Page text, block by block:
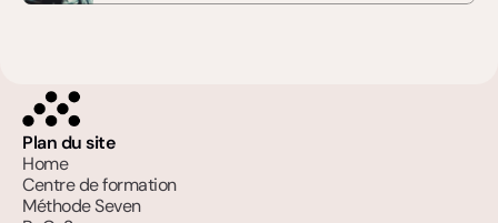
Plan du site
Home
Centre de formation
Méthode Seven